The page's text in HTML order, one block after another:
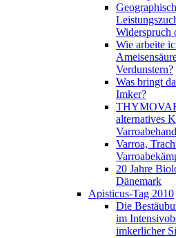
Widerspruch
Wie arbeite
Verdunstern?
Was bringt
Imker?
alternatives
Varroa,
20 Jahre
Dänemark
Apisticus-Tag 2010
Die
im
imkerlicher